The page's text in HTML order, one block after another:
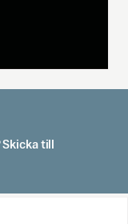
till